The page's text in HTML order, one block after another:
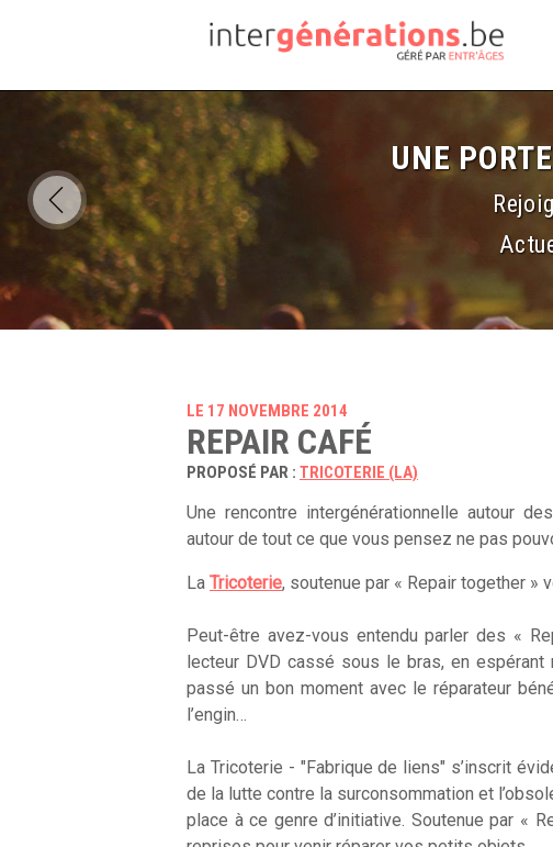
UNE
LE 17 NOVEMBRE 2014
REPAIR CAFÉ
PROPOSÉ PAR : TRICOTERIE (LA)
Une rencontre intergénérationnelle autour
autour de tout ce que vous pensez ne pas
La Tricoterie, soutenue par « Repair together »
Peut-être avez-vous entendu parler des «
lecteur DVD cassé sous le bras, en
passé un bon moment avec le réparateur
l’engin…
La Tricoterie - "Fabrique de liens" s’inscrit
de la lutte contre la surconsommation et
place à ce genre d’initiative. Soutenue par «